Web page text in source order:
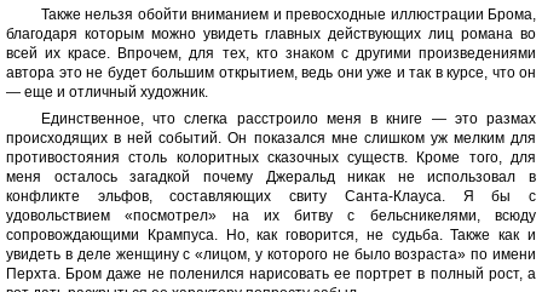
Также нельзя обойти вниманием и превосходные иллюстрации Брома,
благодаря которым можно увидеть главных действующих лиц романа во
всей их красе. Впрочем, для тех, кто знаком с другими произведениями
автора это не будет большим открытием, ведь они уже и так в курсе, что он
— еще и отличный художник.
Единственное, что слегка расстроило меня в книге — это размах
происходящих в ней событий. Он показался мне слишком уж мелким для
противостояния столь колоритных сказочных существ. Кроме того, для
меня осталось загадкой почему Джеральд никак не использовал в
конфликте эльфов, составляющих свиту Санта-Клауса. Я бы с
удовольствием «посмотрел» на их битву с бельсникелями, всюду
сопровождающими Крампуса. Но, как говорится, не судьба. Также как и
увидеть в деле женщину с «лицом, у которого не было возраста» по имени
Перхта. Бром даже не поленился нарисовать ее портрет в полный рост, а